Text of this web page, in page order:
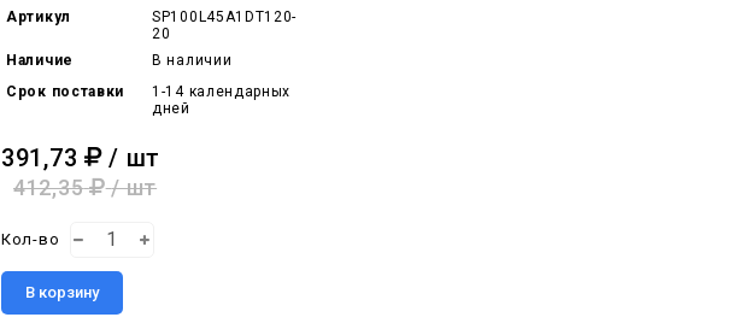
Артикул
SP100L45A1DT120-
20
Наличие
В наличии
Срок поставки
1-14 календарных
дней
391,73 / шт
412,35 / шт
Кол-во
В корзину